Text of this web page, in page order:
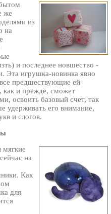
же
из
на
и последнее новшество -
Эта игрушка-новинка явно
предшествующие ей
как и прежде, сможет
освоить базовый счет, так
удерживать его внимание,
и слогов.
на
Как
для